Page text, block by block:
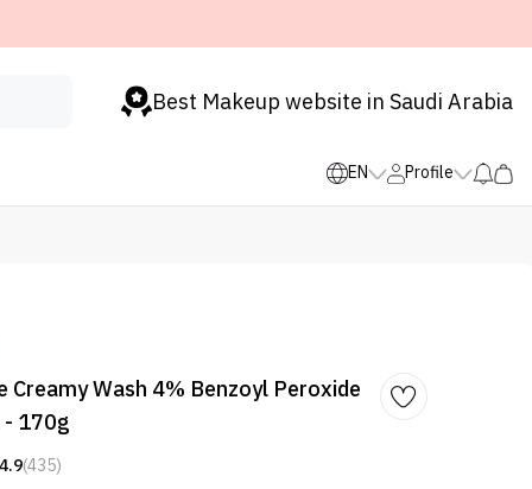
Best Makeup website in Saudi Arabia
EN Profile
Creamy Wash 4% Benzoyl Peroxide
170g
4.9(435)